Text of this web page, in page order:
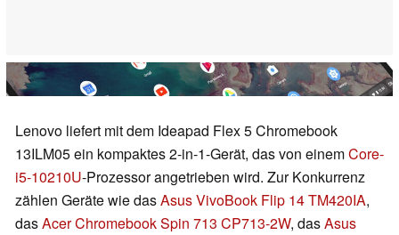
Lenovo liefert mit dem Ideapad Flex 5 Chromebook
13ILM05 ein kompaktes 2-in-1-Gerät, das von einemCore-
i5-10210U-Prozessor angetrieben wird. Zur Konkurrenz
zählen Geräte wie dasAsus VivoBook Flip 14 TM420IA,
dasAcer Chromebook Spin 713 CP713-2W, dasAsus